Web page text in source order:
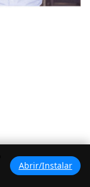
Abrir/Instalar